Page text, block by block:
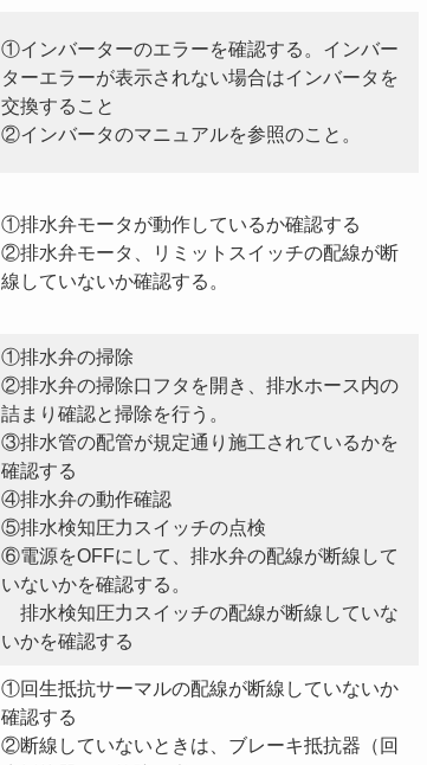
①インバーターのエラーを確認する。インバー
ターエラーが表示されない場合はインバータを
交換すること
②インバータのマニュアルを参照のこと。
①排水弁モータが動作しているか確認する
②排水弁モータ、リミットスイッチの配線が断
線していないか確認する。
①排水弁の掃除
②排水弁の掃除口フタを開き、排水ホース内の
詰まり確認と掃除を行う。
③排水管の配管が規定通り施工されているかを
確認する
④排水弁の動作確認
⑤排水検知圧力スイッチの点検
⑥電源をOFFにして、排水弁の配線が断線して
いないかを確認する。
排水検知圧力スイッチの配線が断線していな
いかを確認する
①回生抵抗サーマルの配線が断線していないか
確認する
②断線していないときは、ブレーキ抵抗器（回